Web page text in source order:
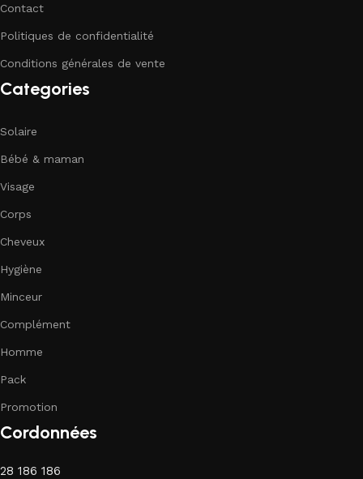
Contact
Politiques de confidentialité
Conditions générales de vente
Categories
Solaire
Bébé & maman
Visage
Corps
Cheveux
Hygiène
Minceur
Complément
Homme
Pack
Promotion
Cordonnées
28 186 186